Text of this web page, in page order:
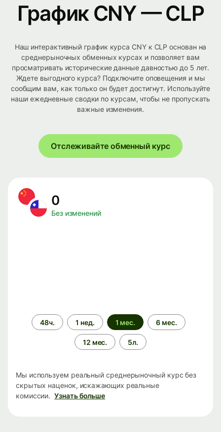
График CNY — CLP
Наш интерактивный график курса CNY к CLP основан на
среднерыночных обменных курсах и позволяет вам
просматривать исторические данные давностью до 5 лет.
Ждете выгодного курса? Подключите оповещения и мы
сообщим вам, как только он будет достигнут. Используйте
наши ежедневные сводки по курсам, чтобы не пропускать
важные изменения.
Отслеживайте обменный курс
0
Без изменений
Период
времени
48ч. 1 нед. 1 мес. 6 мес.
12 мес. 5л.
Мы используем реальный среднерыночный курс без
скрытых наценок, искажающих реальные
комиссии. Узнать больше